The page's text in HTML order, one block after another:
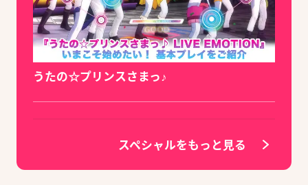
うたの☆プリンスさまっ♪
スペシャルをもっと見る